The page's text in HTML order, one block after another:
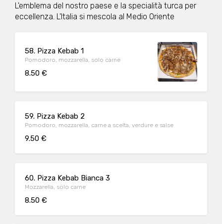
L'emblema del nostro paese e la specialità turca per
eccellenza. L'Italia si mescola al Medio Oriente
58. Pizza Kebab 1
Pomodoro, mozzarella, solo carne
8.50 €
59. Pizza Kebab 2
Pomodoro, mozzarella, carne a scelta, verdure e salse
9.50 €
60. Pizza Kebab Bianca 3
Mozzarella, solo carne
8.50 €